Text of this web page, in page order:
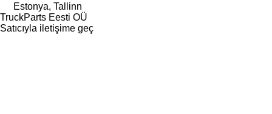
Estonya, Tallinn
TruckParts Eesti OÜ
Satıcıyla iletişime geç